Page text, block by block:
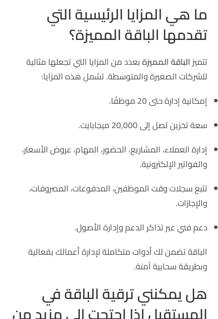
ما هي المزايا الرئيسية التي
تقدمها الباقة المميزة؟
تتميزالباقة المميزةبعدد من المزايا التي تجعلها مثالية
للشركات الصغيرة والمتوسطة. تشمل هذه المزايا:
إمكانية إدارة حتى 20 موظفًا.
سعة تخزين تصل إلى 20,000 ميجابايت.
إدارة العملاء، المشاريع، الحضور، المهام، عروض الأسعار،
والفواتير الإلكترونية.
تتبع سجلات وقت الموظفين، المدفوعات، المصروفات،
والإجازات.
دعم فني عبر تذاكر الدعم وإدارة الأصول.
الباقة تضمن لك أدوات متكاملة لإدارة أعمالك بفعالية
وبطريقة سحابية آمنة.
هل يمكنني ترقية الباقة في